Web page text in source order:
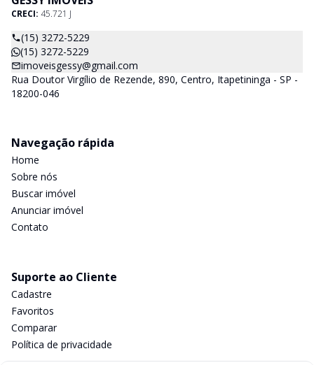
CRECI: 45.721 J
(15) 3272-5229
(15) 3272-5229
imoveisgessy@gmail.com
Rua Doutor Virgílio de Rezende, 890, Centro, Itapetininga - SP -
18200-046
Navegação rápida
Home
Sobre nós
Buscar imóvel
Anunciar imóvel
Contato
Suporte ao Cliente
Cadastre
Favoritos
Comparar
Política de privacidade